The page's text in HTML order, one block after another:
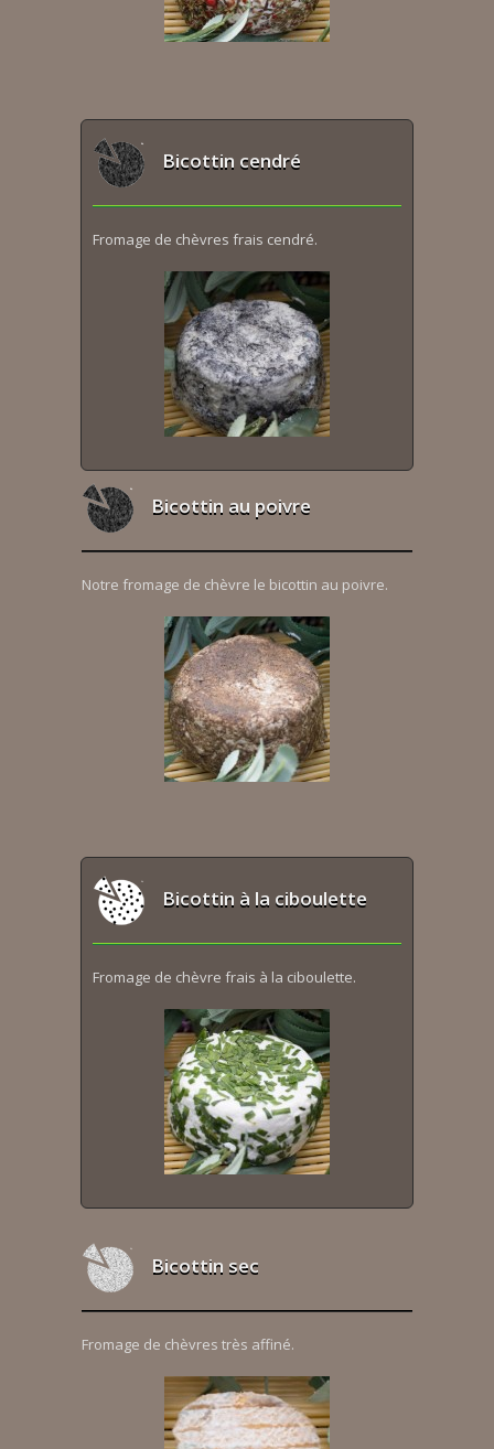
Bicottin cendré
Fromage de chèvres frais cendré.
Bicottin au poivre
Notre fromage de chèvre le bicottin au poivre.
Bicottin à la ciboulette
Fromage de chèvre frais à la ciboulette.
Bicottin sec
Fromage de chèvres très affiné.